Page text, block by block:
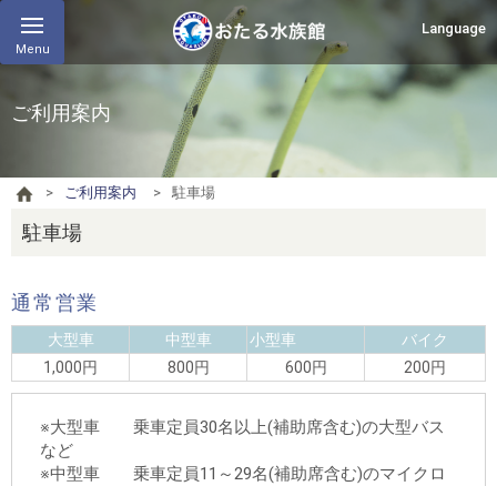
Menu
Language
ご利用案内
ご利用案内 駐車場
駐車場
通常営業
大型車 中型車 小型車
バイク
1,000円
800円 600円 200円
※大型車 乗車定員30名以上(補助席含む)の大型バス
など
※中型車 乗車定員11～29名(補助席含む)のマイクロ